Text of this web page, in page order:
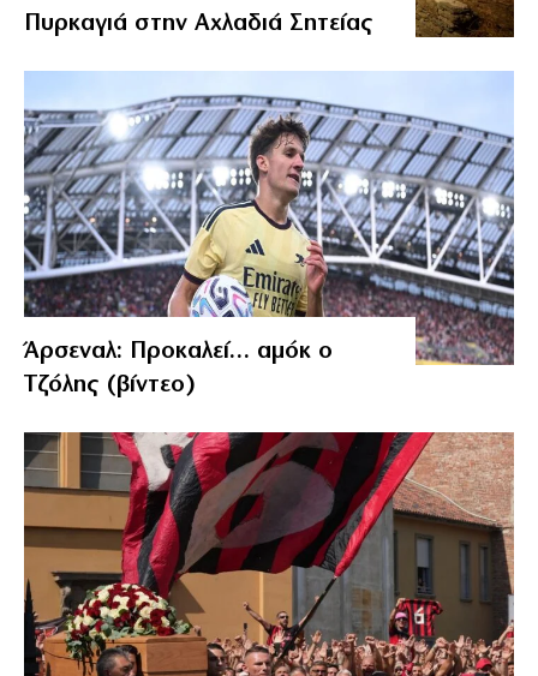
Πυρκαγιά στην Αχλαδιά Σητείας
Άρσεναλ: Προκαλεί… αμόκ ο
Τζόλης (βίντεο)